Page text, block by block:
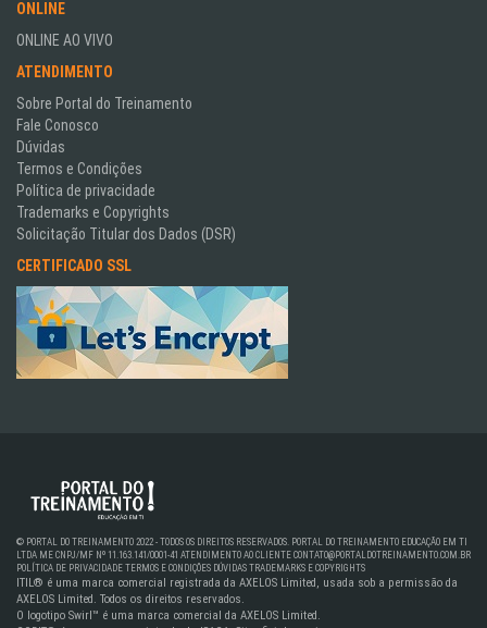
ONLINE
ONLINE AO VIVO
ATENDIMENTO
Sobre Portal do Treinamento
Fale Conosco
Dúvidas
Termos e Condições
Política de privacidade
Trademarks e Copyrights
Solicitação Titular dos Dados (DSR)
CERTIFICADO SSL
© PORTAL DO TREINAMENTO 2022 - TODOS OS DIREITOS RESERVADOS. PORTAL DO TREINAMENTO EDUCAÇÃO EM TI
LTDA ME CNPJ/MF Nº 11.163.141/0001-41 ATENDIMENTO AO CLIENTE CONTATO@PORTALDOTREINAMENTO.COM.BR
POLÍTICA DE PRIVACIDADE TERMOS E CONDIÇÕES DÚVIDAS TRADEMARKS E COPYRIGHTS
ITIL® é uma marca comercial registrada da AXELOS Limited, usada sob a permissão da
AXELOS Limited. Todos os direitos reservados.
O logotipo Swirl™ é uma marca comercial da AXELOS Limited.